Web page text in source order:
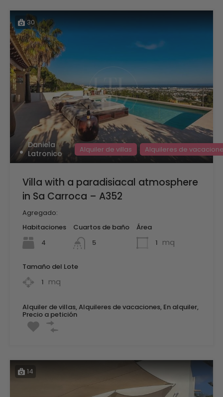
30
Daniela
Latronico
Alquiler de villas Alquileres de
Villa with a paradisiacal atmosphere
in Sa Carroca – A352
Agregado:
Habitaciones
4
Cuartos de baño
5
Área
1 mq
Tamaño del Lote
1 mq
Alquiler de villas, Alquileres de vacaciones, En alquiler,
Precio a petición
14